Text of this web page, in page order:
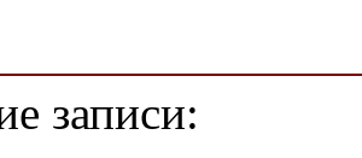
записи: